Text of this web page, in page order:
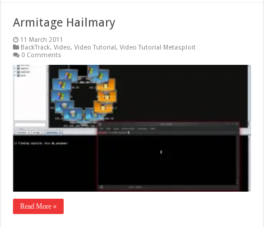
Armitage Hailmary
11 March 2011
BackTrack,Video,Video Tutorial,Video Tutorial Metasploit
0 Comments
Read More »